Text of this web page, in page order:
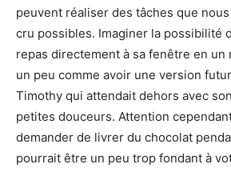
peuvent réaliser des tâches que nous
cru possibles. Imaginer la possibilité
repas directement à sa fenêtre en un
un peu comme avoir une version
Timothy qui attendait dehors avec
petites douceurs. Attention
demander de livrer du chocolat
pourrait être un peu trop fondant à